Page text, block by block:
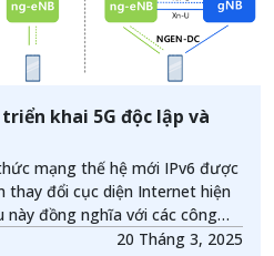
khai 5G độc lập và
mạng thế hệ mới IPv6 được
thay đổi cục diện Internet hiện
đồng nghĩa với các công
được thay thế. Chính vì thế cần
20 Tháng 3, 2025